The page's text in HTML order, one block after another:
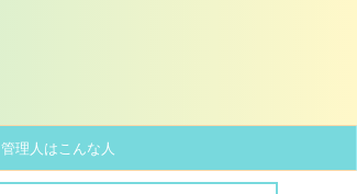
管理人はこんな人